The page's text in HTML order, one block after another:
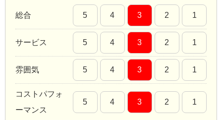
総合 5 4 3 2 1
サービス 5 4 3 2 1
雰囲気 5 4 3 2 1
コストパフォ
ーマンス
5 4 3 2 1